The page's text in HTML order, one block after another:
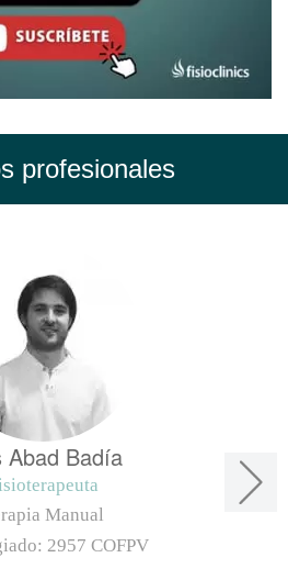
profesionales
Abad Badía
Manual
2957 COFPV